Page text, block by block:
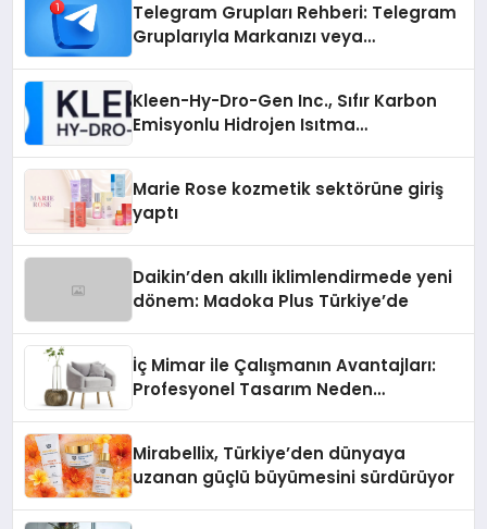
Telegram Grupları Rehberi: Telegram
Gruplarıyla Markanızı veya
Kleen-Hy-Dro-Gen Inc., Sıfır Karbon
Emisyonlu Hidrojen Isıtma
Marie Rose kozmetik sektörüne giriş
yaptı
Daikin’den akıllı iklimlendirmede yeni
dönem: Madoka Plus Türkiye’de
İç Mimar ile Çalışmanın Avantajları:
Profesyonel Tasarım Neden
Mirabellix, Türkiye’den dünyaya
uzanan güçlü büyümesini sürdürüyor